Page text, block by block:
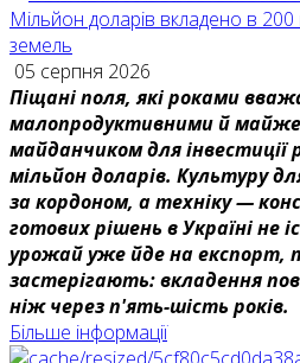
Мільйон доларів вкладено в 200
земель
05 серпня 2026
Піщані поля, які роками
малопродуктивними й
майданчиком для інвестиції
мільйон доларів. Культуру
за кордоном, а техніку —
готових рішень в Україні не
урожай уже йде на експорт,
застерігають: вкладення
ніж через п'ять-шість років.
Більше інформації